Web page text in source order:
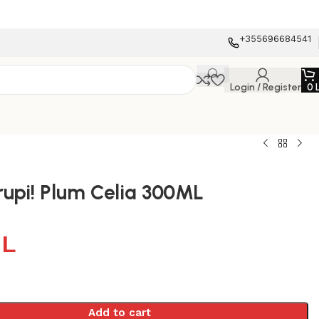
+355696684541
Login / Register 0
Plum Celia 300ML
L
Add to cart